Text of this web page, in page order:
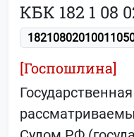
КБК 182 1 08
[Госпошлина]